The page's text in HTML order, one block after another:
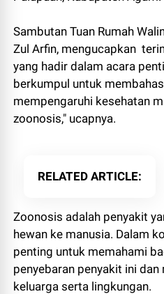
Sambutan Tuan Rumah
Zul Arfin, mengucapkan
yang hadir dalam acara
berkumpul untuk
mempengaruhi kesehatan
zoonosis," ucapnya.
RELATED ARTICLE
Zoonosis adalah penyakit
hewan ke manusia. Dalam
penting untuk memahami
penyebaran penyakit ini
keluarga serta lingkungan.